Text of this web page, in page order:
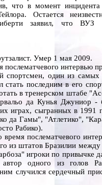
что в момент
Остается
заявил, что ВУЗ
Умер 1 мая 2009.
интервью
один из самых
стать последним в его
в тренерском штабе
да Кунья Джуниор -
играх, сыгранных в 1991
да Гамы", "Атлетико",
Рабико).
послематчевого
из штатов Бразилии
игроки по привычке
одного из голов
случился сердечный